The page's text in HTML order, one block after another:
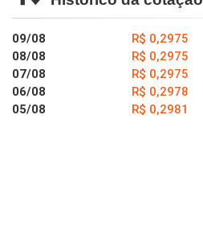
09/08
R$ 0,2975
08/08
R$ 0,2975
07/08
R$ 0,2975
06/08
R$ 0,2978
05/08
R$ 0,2981